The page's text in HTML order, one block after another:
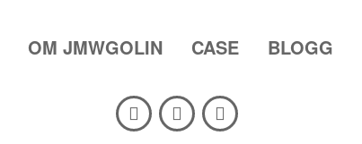
OM JMWGOLIN CASE BLOGG